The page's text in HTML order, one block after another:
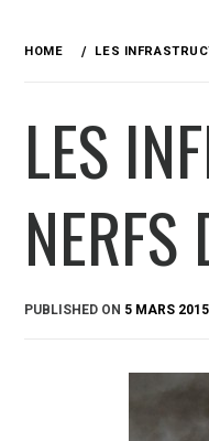
HOME LES
LES
NERFS
PUBLISHED ON 5 MARS 2015